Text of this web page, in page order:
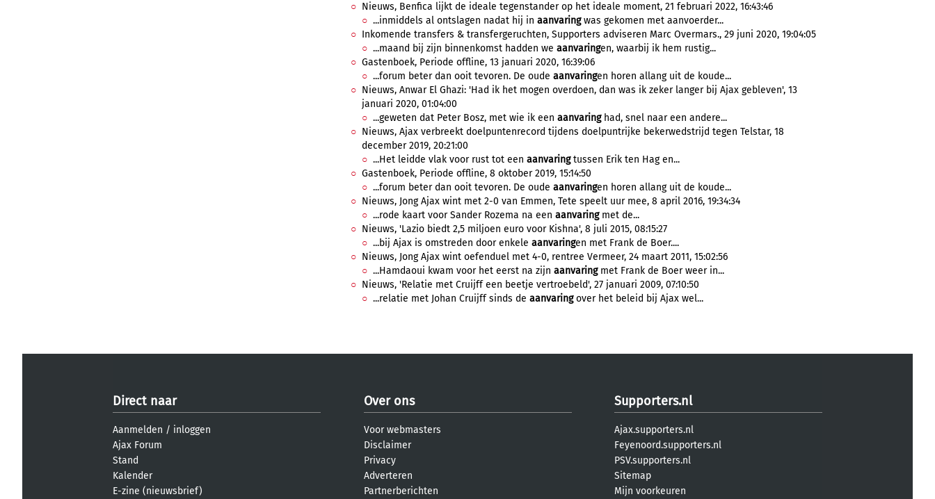
Nieuws, Benfica lijkt de ideale tegenstander op het ideale moment, 21 februari 2022, 16:43:46
...inmiddels al ontslagen nadat hij in aanvaringwas gekomen met aanvoerder...
Inkomende transfers & transfergeruchten, Supporters adviseren Marc Overmars., 29 juni 2020, 19:04:05
...maand bij zijn binnenkomst hadden we aanvaringen, waarbij ik hem rustig...
Gastenboek, Periode offline, 13 januari 2020, 16:39:06
...forum beter dan ooit tevoren. De oude aanvaringen horen allang uit de koude...
Nieuws, Anwar El Ghazi: 'Had ik het mogen overdoen, dan was ik zeker langer bij Ajax gebleven', 13
januari 2020, 01:04:00
...geweten dat Peter Bosz, met wie ik een aanvaringhad, snel naar een andere...
Nieuws, Ajax verbreekt doelpuntenrecord tijdens doelpuntrijke bekerwedstrijd tegen Telstar, 18
december 2019, 20:21:00
...Het leidde vlak voor rust tot een aanvaringtussen Erik ten Hag en...
Gastenboek, Periode offline, 8 oktober 2019, 15:14:50
...forum beter dan ooit tevoren. De oude aanvaringen horen allang uit de koude...
Nieuws, Jong Ajax wint met 2-0 van Emmen, Tete speelt uur mee, 8 april 2016, 19:34:34
...rode kaart voor Sander Rozema na een aanvaringmet de...
Nieuws, 'Lazio biedt 2,5 miljoen euro voor Kishna', 8 juli 2015, 08:15:27
...bij Ajax is omstreden door enkele aanvaringen met Frank de Boer....
Nieuws, Jong Ajax wint oefenduel met 4-0, rentree Vermeer, 24 maart 2011, 15:02:56
...Hamdaoui kwam voor het eerst na zijn aanvaringmet Frank de Boer weer in...
Nieuws, 'Relatie met Cruijff een beetje vertroebeld', 27 januari 2009, 07:10:50
...relatie met Johan Cruijff sinds de aanvaringover het beleid bij Ajax wel...
Direct naar
Aanmelden / inloggen
Ajax Forum
Stand
Kalender
E-zine (nieuwsbrief)
Over ons
Voor webmasters
Disclaimer
Privacy
Adverteren
Partnerberichten
Supporters.nl
Ajax.supporters.nl
Feyenoord.supporters.nl
PSV.supporters.nl
Sitemap
Mijn voorkeuren